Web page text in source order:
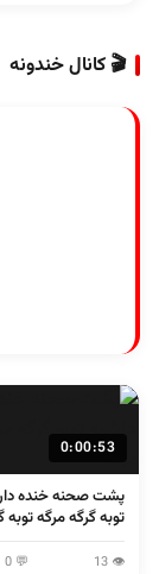
🎬 کانال خندونه
0:00:53
پشت صحنه خنده
توبه گرگه مرگه توبه
👁 13
💬 0